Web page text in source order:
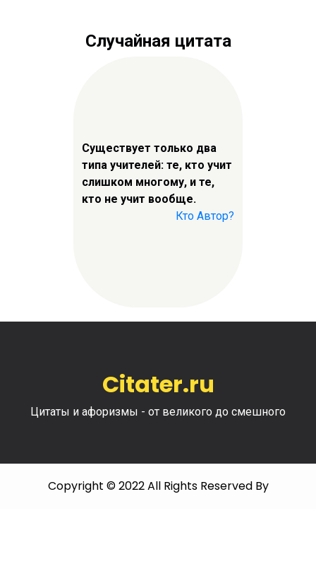
Случайная цитата
Существует только два
типа учителей: те, кто учит
слишком многому, и те,
кто не учит вообще.
Кто Автор?
Citater.ru
Цитаты и афоризмы - от великого до смешного
Copyright © 2022 All Rights Reserved By